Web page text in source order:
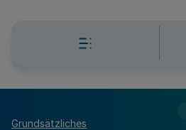
Grundsätzliches